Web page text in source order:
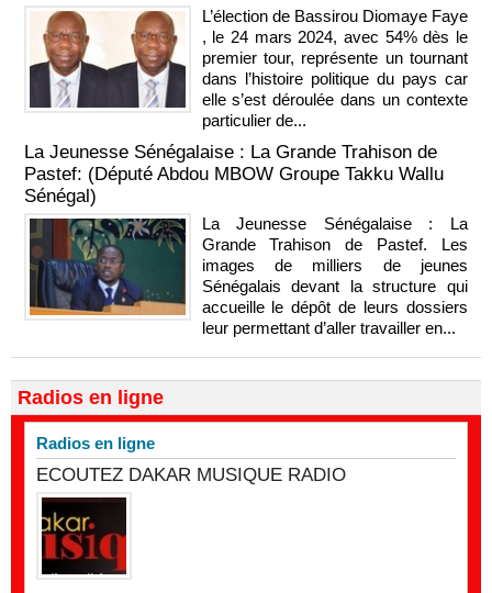
L’élection de Bassirou Diomaye Faye
, le 24 mars 2024, avec 54% dès le
premier tour, représente un tournant
dans l’histoire politique du pays car
elle s’est déroulée dans un contexte
particulier de...
La Jeunesse Sénégalaise : La Grande Trahison de
Pastef: (Député Abdou MBOW Groupe Takku Wallu
Sénégal)
La Jeunesse Sénégalaise : La
Grande Trahison de Pastef. Les
images de milliers de jeunes
Sénégalais devant la structure qui
accueille le dépôt de leurs dossiers
leur permettant d’aller travailler en...
Radios en ligne
Radios en ligne
ECOUTEZ DAKAR MUSIQUE RADIO